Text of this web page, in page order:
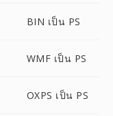
BIN เป็น PS
WMF เป็น PS
OXPS เป็น PS